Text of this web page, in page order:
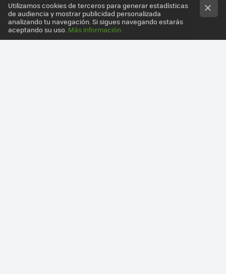
Utilizamos cookies de terceros para generar estadísticas
de audiencia y mostrar publicidad personalizada
analizando tu navegación. Si sigues navegando estarás
aceptando su uso. Más información